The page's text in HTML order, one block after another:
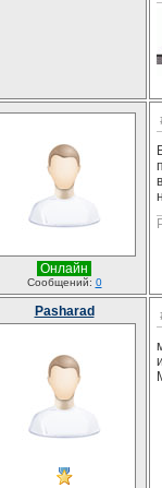
Онлайн
Сообщений: 0
Pasharad